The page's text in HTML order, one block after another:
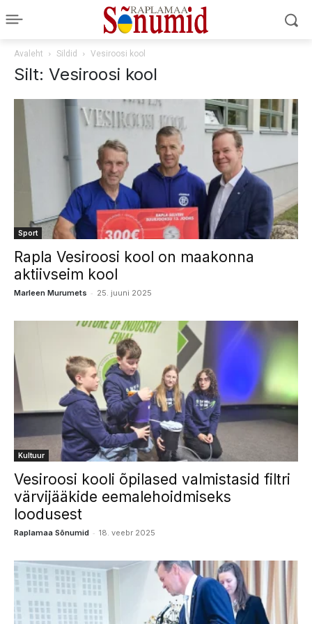
Avaleht Sildid Vesiroosi kool
Silt: Vesiroosi kool
Sport
Rapla Vesiroosi kool on maakonna
aktiivseim kool
Marleen Murumets - 25. juuni 2025
Kultuur
Vesiroosi kooli õpilased valmistasid filtri
värvijääkide eemalehoidmiseks
loodusest
Raplamaa Sõnumid - 18. veebr 2025